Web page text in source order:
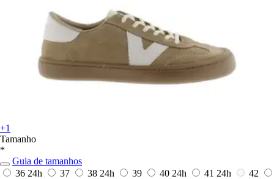
+1
Tamanho
*
Guia de tamanhos
36 24h 37 38 24h 39 40 24h 41 24h
42